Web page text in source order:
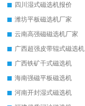
四川湿式磁选机报价
潍坊平板磁选机厂家
云南高强磁磁选机厂家
广西超强皮带辊式磁选机
广西铁矿干式磁选机
海南强磁平板磁选机
河南开封湿式磁选机